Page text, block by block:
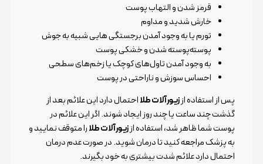
قرمز شدن و التهاب پوست
خارش شدید و مداوم
تورم یا به وجود آمدن برجستگی هایی شبیه به جوش
پوسته‌پوسته شدن و خشکی پوست
به وجود آمدن تاول‌های کوچک یا زخم‌های سطحی
احساس سوزش و ناراحتی در پوست
پس از استفاده اززیورآلات طلااحتمال دارد این علائم بعد از
گذشت چند ساعت یا چند روز ایجاد شوند. اگر این علائم در
پوست شما ظاهر شد، استفاده اززیورآلات طلارا متوقف نمایید و
به پزشک مراجعه کنید تا درمان شوید. در صورت عدم درمان
احتمال دارد علائم شدت بیشتری به خود بگیرند.